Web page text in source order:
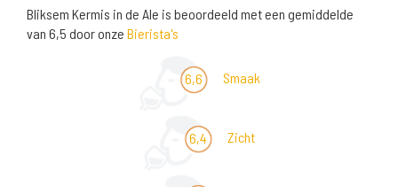
Bliksem Kermis in de Ale is beoordeeld met een gemiddelde
van 6,5 door onze Bierista's
6,6 Smaak
6,4 Zicht